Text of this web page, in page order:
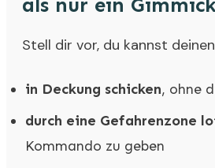
als nur ein
Stell dir vor, du kannst
in Deckung schicken, ohne
durch eine Gefahrenzone
Kommando zu geben